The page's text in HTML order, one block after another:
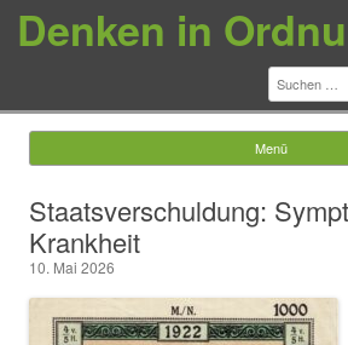
Denken in
Suchen
nach:
Menü
Staatsverschuldung:
Krankheit
10. Mai 2026